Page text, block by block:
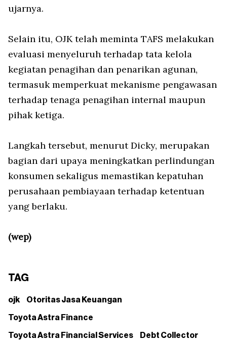
ujarnya.
Selain itu, OJK telah meminta TAFS melakukan
evaluasi menyeluruh terhadap tata kelola
kegiatan penagihan dan penarikan agunan,
termasuk memperkuat mekanisme pengawasan
terhadap tenaga penagihan internal maupun
pihak ketiga.
Langkah tersebut, menurut Dicky, merupakan
bagian dari upaya meningkatkan perlindungan
konsumen sekaligus memastikan kepatuhan
perusahaan pembiayaan terhadap ketentuan
yang berlaku.
(wep)
TAG
ojk Otoritas Jasa Keuangan
Toyota Astra Finance
Toyota Astra Financial Services Debt Collector